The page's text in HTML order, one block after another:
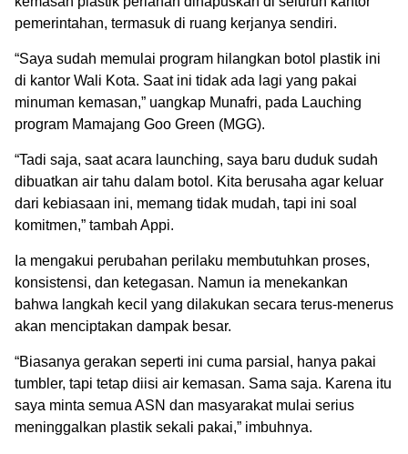
pemerintahan, termasuk di ruang kerjanya sendiri.
“Saya sudah memulai program hilangkan botol plastik ini
di kantor Wali Kota. Saat ini tidak ada lagi yang pakai
minuman kemasan,” uangkap Munafri, pada Lauching
program Mamajang Goo Green (MGG).
“Tadi saja, saat acara launching, saya baru duduk sudah
dibuatkan air tahu dalam botol. Kita berusaha agar keluar
dari kebiasaan ini, memang tidak mudah, tapi ini soal
komitmen,” tambah Appi.
Ia mengakui perubahan perilaku membutuhkan proses,
konsistensi, dan ketegasan. Namun ia menekankan
bahwa langkah kecil yang dilakukan secara terus-menerus
akan menciptakan dampak besar.
“Biasanya gerakan seperti ini cuma parsial, hanya pakai
tumbler, tapi tetap diisi air kemasan. Sama saja. Karena itu
saya minta semua ASN dan masyarakat mulai serius
meninggalkan plastik sekali pakai,” imbuhnya.